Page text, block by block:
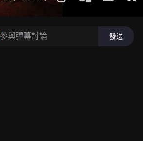
參與彈幕討論 發送